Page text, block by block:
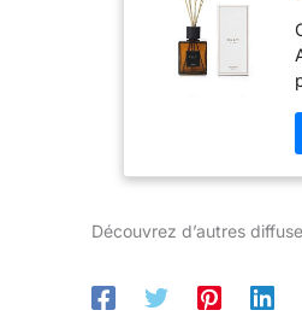
Découvrez d’autres